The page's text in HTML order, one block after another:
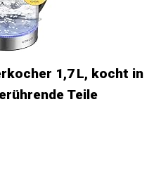
1,7 L, kocht in
Teile